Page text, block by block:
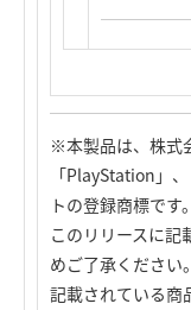
※本製品は、株式
「PlayStation」
トの登録商標で
このリリースに記
めご了承ください。
記載されている商